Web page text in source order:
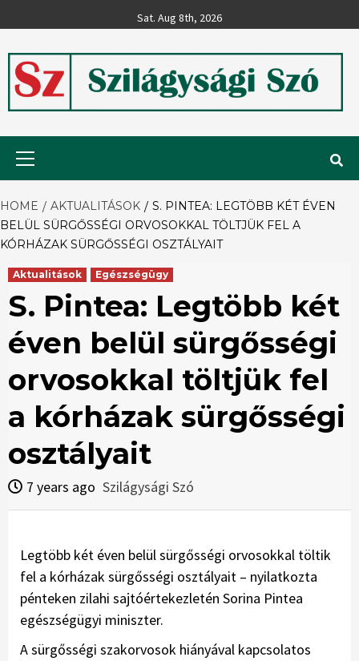
to
Sat. Aug 8th, 2026
Szilágysági
Szó
HOME AKTUALITÁSOK
S. PINTEA: LEGTÖBB KÉT ÉVEN
BELÜL SÜRGŐSSÉGI ORVOSOKKAL TÖLTJÜK FEL A
KÓRHÁZAK SÜRGŐSSÉGI OSZTÁLYAIT
Aktualitások Egészségügy
S. Pintea: Legtöbb két
éven belül sürgősségi
orvosokkal töltjük fel
a kórházak sürgősségi
osztályait
7 years ago Szilágysági Szó
Legtöbb két éven belül sürgősségi orvosokkal töltik
fel a kórházak sürgősségi osztályait – nyilatkozta
pénteken zilahi sajtóértekezletén Sorina Pintea
egészségügyi miniszter.
A sürgősségi szakorvosok hiányával kapcsolatos